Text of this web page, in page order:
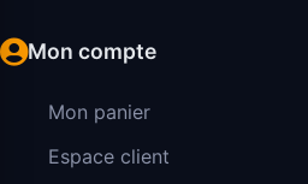
Mon compte
Mon panier
Espace client